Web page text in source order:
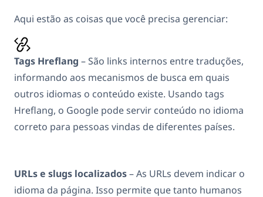
Aqui estão as coisas que você precisa gerenciar:
Tags Hreflang – São links internos entre traduções,
informando aos mecanismos de busca em quais
outros idiomas o conteúdo existe. Usando tags
Hreflang, o Google pode servir conteúdo no idioma
correto para pessoas vindas de diferentes países.
URLs e slugs localizados– As URLs devem indicar o
idioma da página. Isso permite que tanto humanos